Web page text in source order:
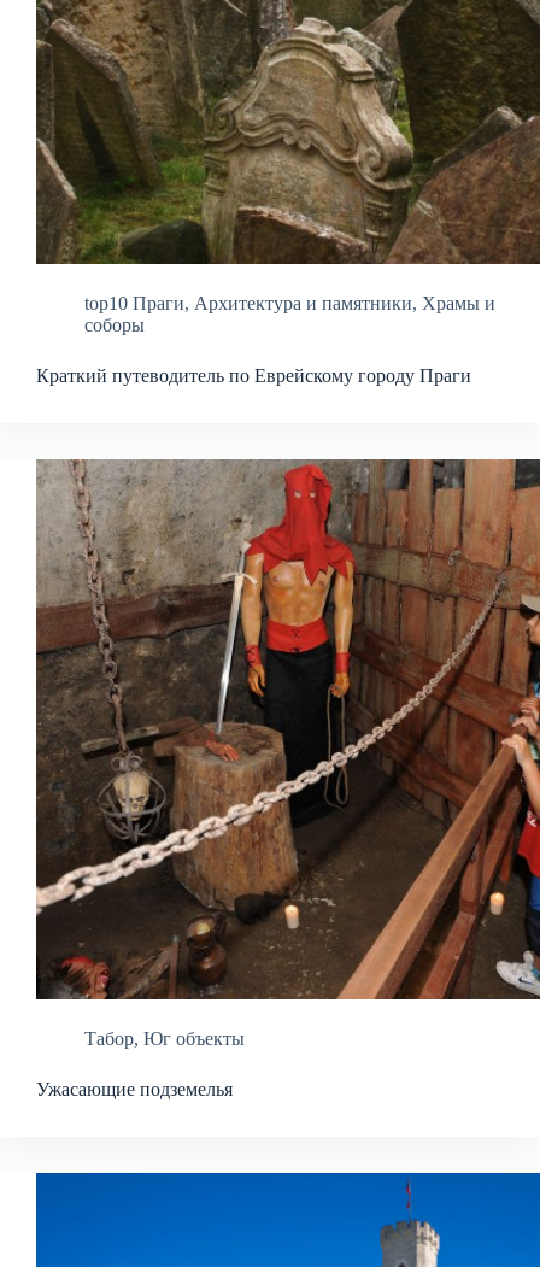
top10 Праги, Архитектура и памятники, Храмы и
соборы
Краткий путеводитель по Еврейскому городу Праги
Табор, Юг объекты
Ужасающие подземелья